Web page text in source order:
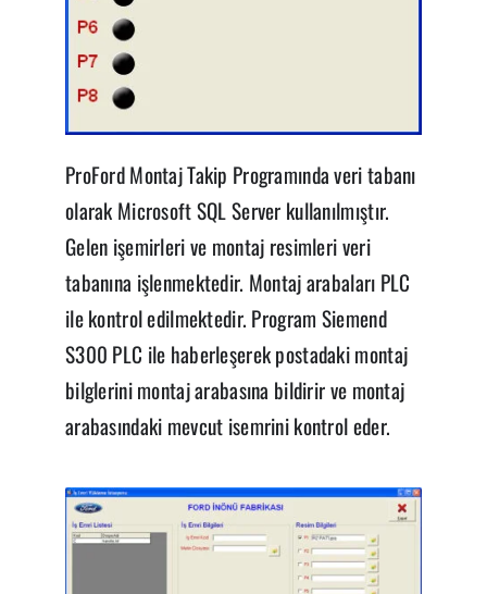
ProFord Montaj Takip Programında veri tabanı
olarak Microsoft SQL Server kullanılmıştır.
Gelen işemirleri ve montaj resimleri veri
tabanına işlenmektedir. Montaj arabaları PLC
ile kontrol edilmektedir. Program Siemend
S300 PLC ile haberleşerek postadaki montaj
bilglerini montaj arabasına bildirir ve montaj
arabasındaki mevcut isemrini kontrol eder.